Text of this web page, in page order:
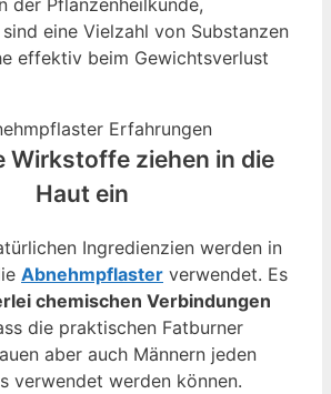
der Pflanzenheilkunde,
eine Vielzahl von Substanzen
effektiv beim Gewichtsverlust
Wirkstoffe ziehen in die
Haut ein
Ingredienzien werden in
Abnehmpflaster verwendet. Es
chemischen Verbindungen
die praktischen Fatburner
aber auch Männern jeden
verwendet werden können.